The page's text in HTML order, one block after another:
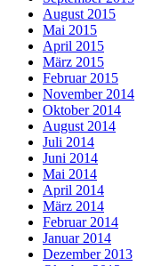
August 2015
Mai 2015
April 2015
März 2015
Februar 2015
November 2014
Oktober 2014
August 2014
Juli 2014
Juni 2014
Mai 2014
April 2014
März 2014
Februar 2014
Januar 2014
Dezember 2013